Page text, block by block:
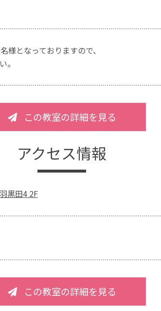
様となっておりますので、
。
この教室の詳細を見る
アクセス情報
黒田4 2F
この教室の詳細を見る